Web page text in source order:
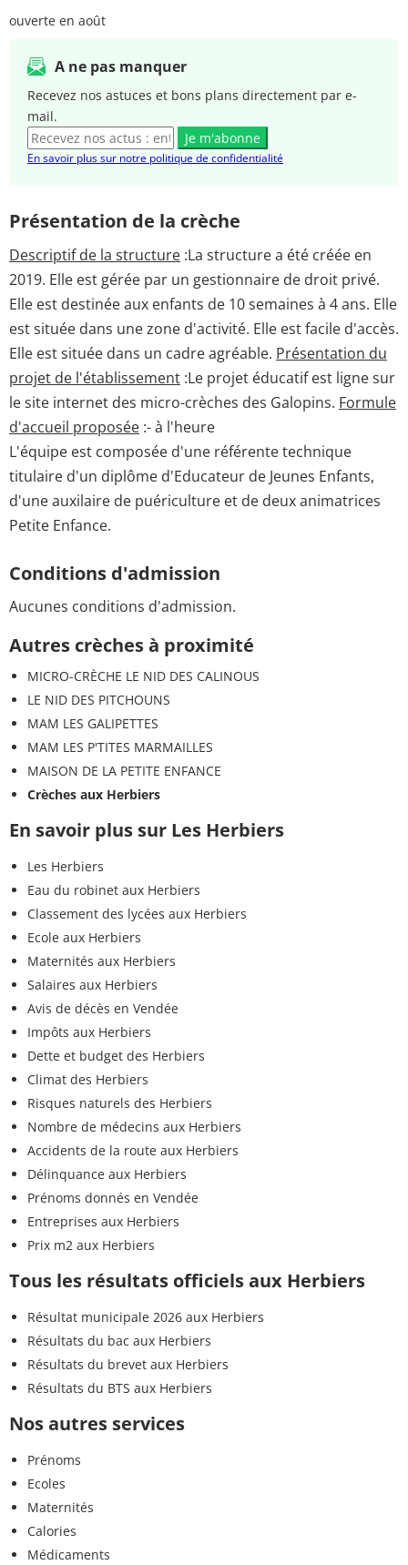
ouverte en août
A ne pas manquer
Recevez nos astuces et bons plans directement par e-
mail.
Je m'abonne
En savoir plus sur notre politique de confidentialité
Présentation de la crèche
Descriptif de la structure :La structure a été créée en
2019. Elle est gérée par un gestionnaire de droit privé.
Elle est destinée aux enfants de 10 semaines à 4 ans. Elle
est située dans une zone d'activité. Elle est facile d'accès.
Elle est située dans un cadre agréable. Présentation du
projet de l'établissement :Le projet éducatif est ligne sur
le site internet des micro-crèches des Galopins. Formule
d'accueil proposée :- à l'heure
L'équipe est composée d'une référente technique
titulaire d'un diplôme d'Educateur de Jeunes Enfants,
d'une auxilaire de puériculture et de deux animatrices
Petite Enfance.
Conditions d'admission
Aucunes conditions d'admission.
Autres crèches à proximité
MICRO-CRÈCHE LE NID DES CALINOUS
LE NID DES PITCHOUNS
MAM LES GALIPETTES
MAM LES P'TITES MARMAILLES
MAISON DE LA PETITE ENFANCE
Crèches aux Herbiers
En savoir plus sur Les Herbiers
Les Herbiers
Eau du robinet aux Herbiers
Classement des lycées aux Herbiers
Ecole aux Herbiers
Maternités aux Herbiers
Salaires aux Herbiers
Avis de décès en Vendée
Impôts aux Herbiers
Dette et budget des Herbiers
Climat des Herbiers
Risques naturels des Herbiers
Nombre de médecins aux Herbiers
Accidents de la route aux Herbiers
Délinquance aux Herbiers
Prénoms donnés en Vendée
Entreprises aux Herbiers
Prix m2 aux Herbiers
Tous les résultats officiels aux Herbiers
Résultat municipale 2026 aux Herbiers
Résultats du bac aux Herbiers
Résultats du brevet aux Herbiers
Résultats du BTS aux Herbiers
Nos autres services
Prénoms
Ecoles
Maternités
Calories
Médicaments